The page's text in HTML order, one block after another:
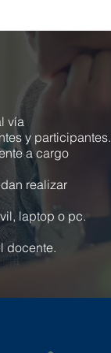
vía
y participantes.
a cargo
realizar
laptop o pc.
docente.